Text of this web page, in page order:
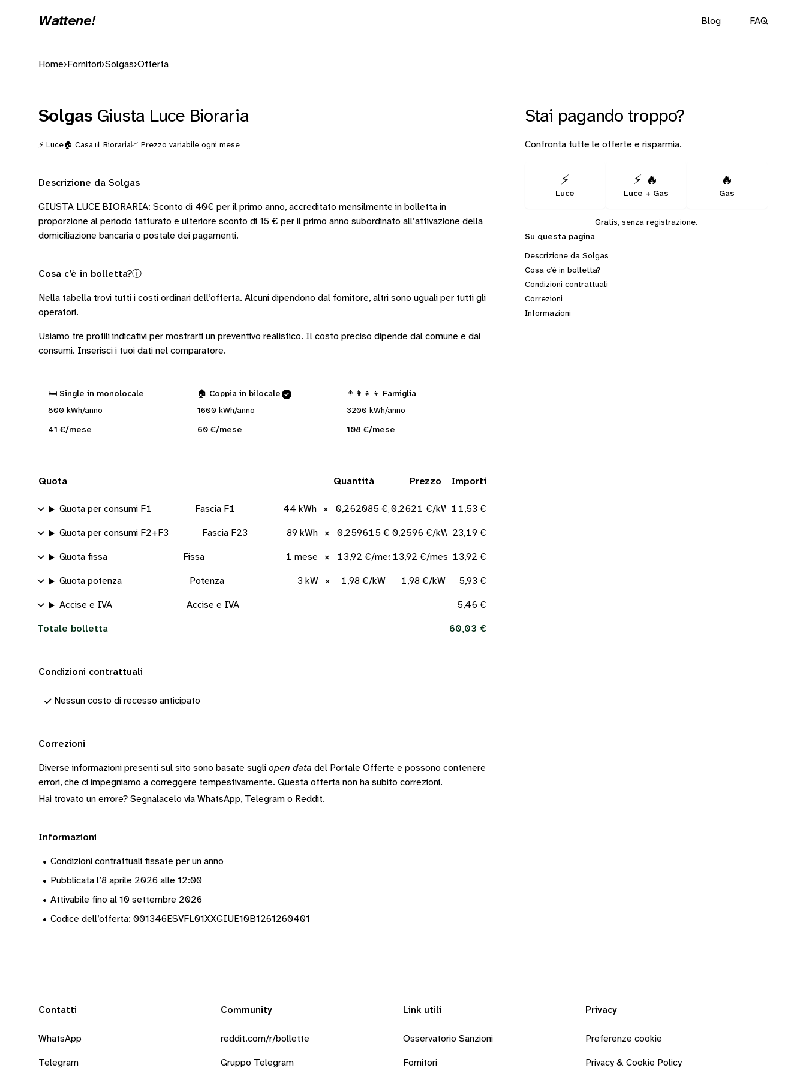
Wattene! Blog FAQ
Home› Fornitori›Solgas›Offerta
Solgas Giusta Luce Bioraria
⚡ Luce🏠 Casa📊 Bioraria📈 Prezzo variabile ogni mese
Descrizione da Solgas
GIUSTA LUCE BIORARIA: Sconto di 40€ per il primo anno, accreditato mensilmente in bolletta in
proporzione al periodo fatturato e ulteriore sconto di 15 € per il primo anno subordinato all’attivazione della
domiciliazione bancaria o postale dei pagamenti.
Cosa c’è in bolletta?ⓘ
Nella tabella trovi tutti i costi ordinari dell’offerta. Alcuni dipendono dal fornitore, altri sono uguali per tutti gli
operatori.
Usiamo tre profili indicativi per mostrarti un preventivo realistico. Il costo preciso dipende dal comune e dai
consumi. Inserisci i tuoi dati nel comparatore.
🛏️ Single in monolocale
800 kWh/anno
41 €/mese
🏠 Coppia in bilocale
1600 kWh/anno
60 €/mese
👨‍👩‍👧‍👦 Famiglia
3200 kWh/anno
108 €/mese
Quota Quantità Prezzo Importi
Quota per consumi F1 Fascia F1 44 kWh × 0,262085 €/kWh0,2621 €/kWh11,53 €
Quota per consumi F2+F3 Fascia F23 89 kWh × 0,259615 €/kWh0,2596 €/kWh23,19 €
Quota fissa Fissa 1 mese × 13,92 €/mese13,92 €/mese 13,92 €
Quota potenza Potenza 3 kW × 1,98 €/kW 1,98 €/kW 5,93 €
Accise e IVA Accise e IVA 5,46 €
Totale bolletta 60,03 €
Condizioni contrattuali
Nessun costo di recesso anticipato
Correzioni
Diverse informazioni presenti sul sito sono basate sugli open data del Portale Offerte e possono contenere
errori, che ci impegniamo a correggere tempestivamente. Questa offerta non ha subito correzioni.
Hai trovato un errore? Segnalacelo via WhatsApp, Telegram o Reddit.
Informazioni
• Condizioni contrattuali fissate per un anno
• Pubblicata l’8 aprile 2026 alle 12:00
• Attivabile fino al 10 settembre 2026
• Codice dell’offerta: 001346ESVFL01XXGIUE10B1261260401
Stai pagando troppo?
Confronta tutte le offerte e risparmia.
⚡
Luce
⚡ 🔥
Luce + Gas
🔥
Gas
Gratis, senza registrazione.
Su questa pagina
Descrizione da Solgas
Cosa c’è in bolletta?
Condizioni contrattuali
Correzioni
Informazioni
Contatti
WhatsApp
Telegram
Community
reddit.com/r/bollette
Gruppo Telegram
Link utili
Osservatorio Sanzioni
Fornitori
Privacy
Preferenze cookie
Privacy & Cookie Policy